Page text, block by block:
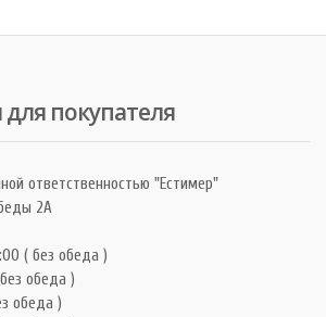
покупателя
ответственностью "Естимер"
2А
( без обеда )
обеда )
обеда )